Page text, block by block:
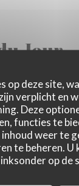
op deze site,
verplicht en
Deze
functies te
weer te
te beheren. U
op de
Jour